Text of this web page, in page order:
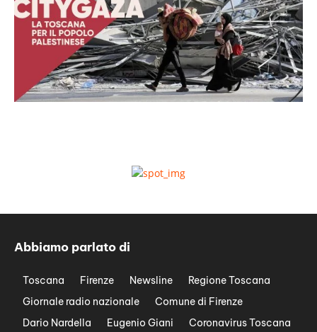
Abbiamo parlato di
Toscana Firenze Newsline
Regione Toscana
Giornale radio nazionale
Comune di Firenze
Dario Nardella
Eugenio Giani
Coronavirus Toscana